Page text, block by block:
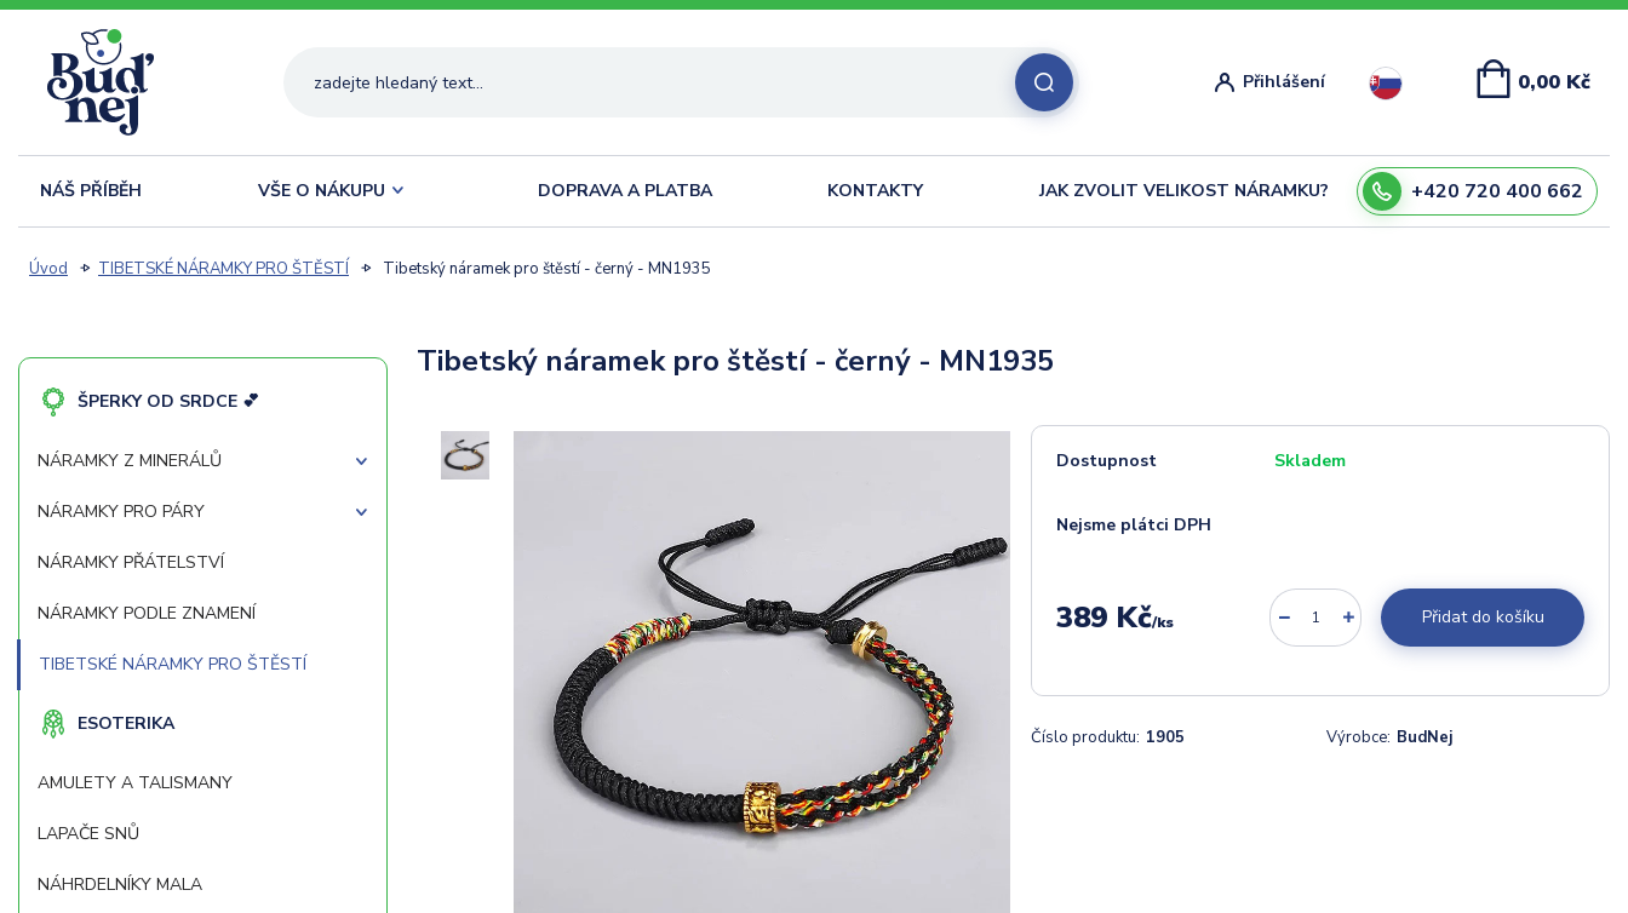
NÁŠ PŘÍBĚH VŠE O NÁKUPU DOPRAVA A PLATBA KONTAKTY JAK ZVOLIT VELIKOST NÁRAMKU?
Přihlášení
+420 720 400 662
0,00 Kč
Úvod TIBETSKÉ NÁRAMKY PRO ŠTĚSTÍ Tibetský náramek pro štěstí - černý - MN1935
ŠPERKY OD SRDCE 💕
NÁRAMKY Z MINERÁLŮ
NÁRAMKY PRO PÁRY
NÁRAMKY PŘÁTELSTVÍ
NÁRAMKY PODLE ZNAMENÍ
TIBETSKÉ NÁRAMKY PRO ŠTĚSTÍ
ESOTERIKA
AMULETY A TALISMANY
LAPAČE SNŮ
NÁHRDELNÍKY MALA
Tibetský náramek pro štěstí - černý - MN1935
Dostupnost Skladem
Nejsme plátci DPH
389 Kč/ks Přidat do košíku
Číslo produktu: 1905 Výrobce: BudNej